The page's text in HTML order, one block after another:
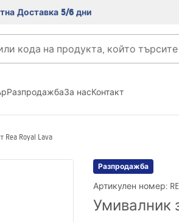
Доставка 5/6 дни
РазпродажбаЗа насКонтакт
Royal Lava
Разпродажба
Артикулен номер:
Умивалник